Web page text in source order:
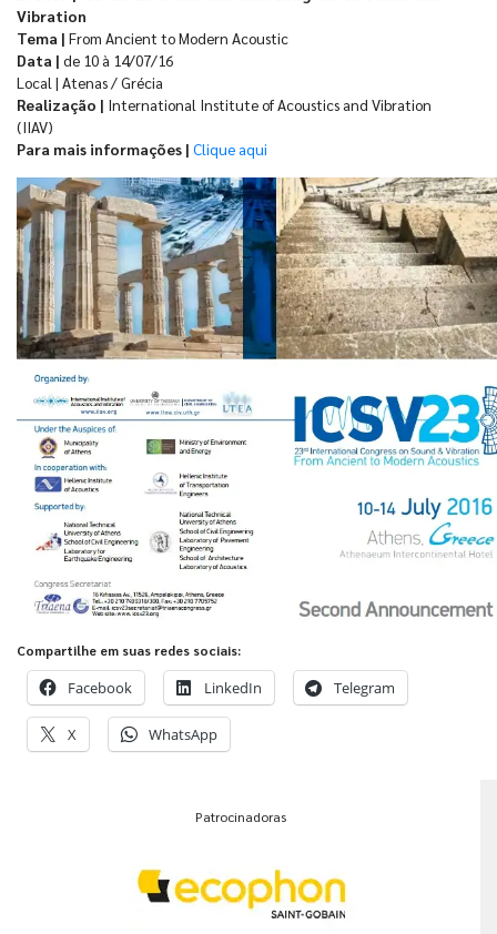
Vibration
Tema | From Ancient to Modern Acoustic
Data | de 10 à 14/07/16
Local | Atenas / Grécia
Realização | International Institute of Acoustics and Vibration
(IIAV)
Para mais informações | Clique aqui
Compartilhe em suas redes sociais:
Facebook LinkedIn Telegram
X WhatsApp
Patrocinadoras